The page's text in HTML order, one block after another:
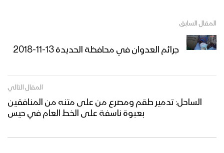
المقال السابق
جرائم العدوان في محافظة الحديدة 13-11-2018
المقال التالي
الساحل: تدمير طقم ومصرع من على متنه من المنافقين
بعبوة ناسفة على الخط العام في حيس